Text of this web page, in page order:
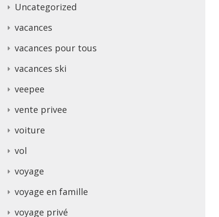
Uncategorized
vacances
vacances pour tous
vacances ski
veepee
vente privee
voiture
vol
voyage
voyage en famille
voyage privé